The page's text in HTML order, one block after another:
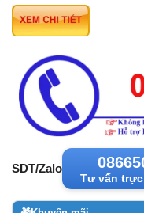
SDT/Zalo
Tư vấn